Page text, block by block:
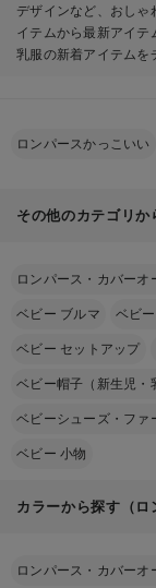
デザインなど、おし
イテムから最新アイ
乳服の新着アイテムを
ロンパースかっこいい
その他のカテゴリか
ロンパース・カバーオ
ベビー ブルマ ベビ
ベビー セットアップ
ベビー帽子（新生児・
ベビーシューズ・ファ
ベビー 小物
カラーから探す（ロ
ロンパース・カバーオ